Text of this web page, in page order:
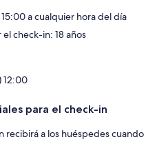
a cualquier hora del día
check-in: 18 años
12:00
para el check-in
recibirá a los huéspedes cuando